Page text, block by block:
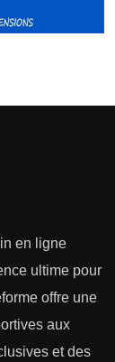
en ligne
ultime pour
offre une
aux
et des